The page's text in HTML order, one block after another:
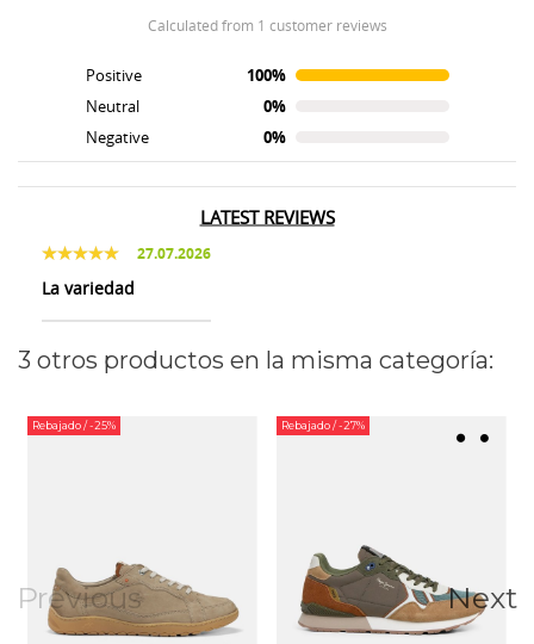
calculated from 1 customer reviews
Positive
100%
Neutral
0%
Negative
0%
LATEST REVIEWS
27.07.2026
La variedad
3 otros productos en la misma categoría:
Previous
Rebajado/ -25% Rebajado/ -27%
Next